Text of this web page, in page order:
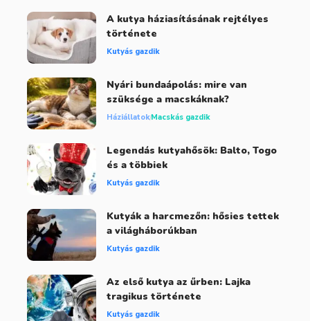
A kutya háziasításának rejtélyes
története
Kutyás gazdik
Nyári bundaápolás: mire van
szüksége a macskáknak?
HáziállatokMacskás gazdik
Legendás kutyahősök: Balto, Togo
és a többiek
Kutyás gazdik
Kutyák a harcmezőn: hősies tettek
a világháborúkban
Kutyás gazdik
Az első kutya az űrben: Lajka
tragikus története
Kutyás gazdik